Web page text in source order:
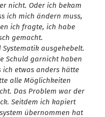
nicht. Oder ich bekam
ich mich ändern muss,
ich fragte, ich habe
gemacht.
ausgehebelt.
Schuld garnicht haben
etwas anders hätte
alle Möglichkeiten
Das Problem war der
Seitdem ich kapiert
übernommen hat